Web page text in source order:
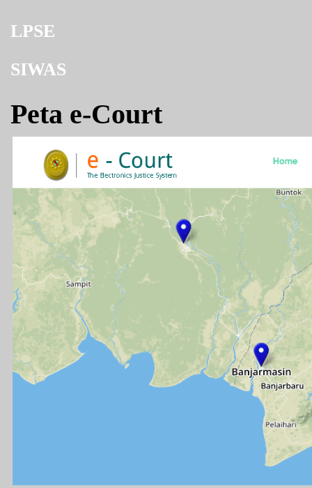
LPSE
SIWAS
Peta e-Court